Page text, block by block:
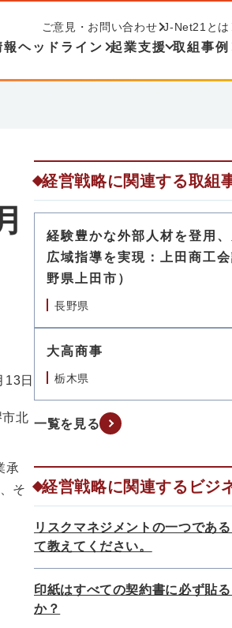
報ヘッドライン 起業支援 取組事例
ご意見・お問い合わせ J-Net21とは
13日
北
承
そ
経営戦略に関連する取組
経験豊かな外部人材を登用
広域指導を実現：上田商工
野県上田市）
長野県
大高商事
栃木県
一覧を見る
経営戦略に関連するビジ
リスクマネジメントの一つであ
て教えてください。
印紙はすべての契約書に必ず貼
か？